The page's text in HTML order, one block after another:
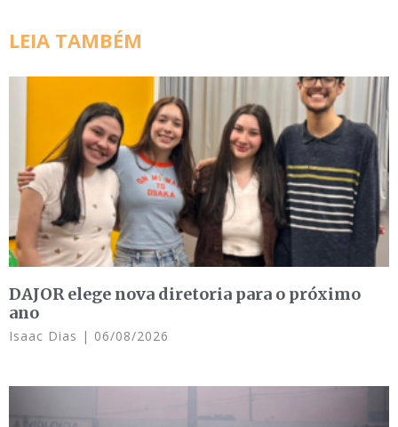
LEIA TAMBÉM
DAJOR elege nova diretoria para o próximo
ano
Isaac Dias 06/08/2026